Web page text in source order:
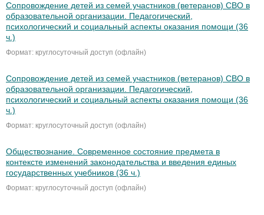
Сопровождение детей из семей участников (ветеранов) СВО в
образовательной организации. Педагогический,
психологический и социальный аспекты оказания помощи (36
ч.)
Формат: круглосуточный доступ (офлайн)
Сопровождение детей из семей участников (ветеранов) СВО в
образовательной организации. Педагогический,
психологический и социальный аспекты оказания помощи (36
ч.)
Формат: круглосуточный доступ (офлайн)
Обществознание. Современное состояние предмета в
контексте изменений законодательства и введения единых
государственных учебников (36 ч.)
Формат: круглосуточный доступ (офлайн)